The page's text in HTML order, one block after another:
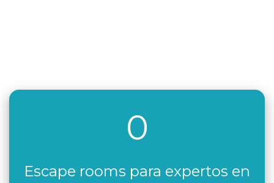
0
Escape rooms para expertos en